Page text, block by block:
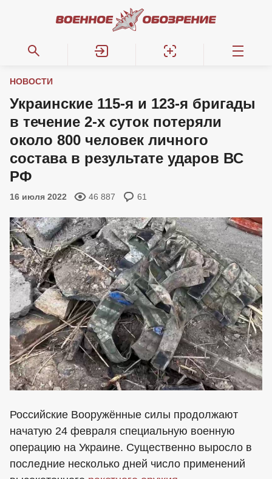
НОВОСТИ
Украинские 115-я и 123-я бригады
в течение 2-х суток потеряли
около 800 человек личного
состава в результате ударов ВС
РФ
16 июля 2022 46 887 61
Российские Вооружённые силы продолжают
начатую 24 февраля специальную военную
операцию на Украине. Существенно выросло в
последние несколько дней число применений